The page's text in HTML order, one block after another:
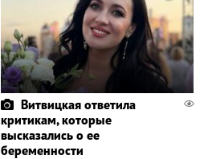
Витвицкая ответила
критикам, которые
высказались о ее
беременности